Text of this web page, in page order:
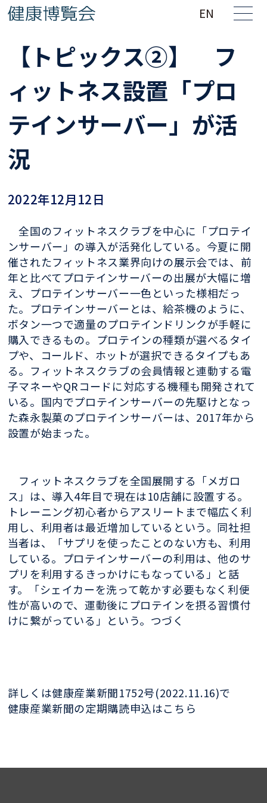
EN
【トピックス②】 フ
ィットネス設置「プロ
テインサーバー」が活
況
2022年12月12日
全国のフィットネスクラブを中心に「プロテイ
ンサーバー」の導入が活発化している。今夏に開
催されたフィットネス業界向けの展示会では、前
年と比べてプロテインサーバーの出展が大幅に増
え、プロテインサーバー一色といった様相だっ
た。プロテインサーバーとは、給茶機のように、
ボタン一つで適量のプロテインドリンクが手軽に
購入できるもの。プロテインの種類が選べるタイ
プや、コールド、ホットが選択できるタイプもあ
る。フィットネスクラブの会員情報と連動する電
子マネーやQRコードに対応する機種も開発されて
いる。国内でプロテインサーバーの先駆けとなっ
た森永製菓のプロテインサーバーは、2017年から
設置が始まった。
フィットネスクラブを全国展開する「メガロ
ス」は、導入4年目で現在は10店舗に設置する。
トレーニング初心者からアスリートまで幅広く利
用し、利用者は最近増加しているという。同社担
当者は、「サプリを使ったことのない方も、利用
している。プロテインサーバーの利用は、他のサ
プリを利用するきっかけにもなっている」と話
す。「シェイカーを洗って乾かす必要もなく利便
性が高いので、運動後にプロテインを摂る習慣付
けに繋がっている」という。つづく
詳しくは健康産業新聞1752号(2022.11.16)で
健康産業新聞の定期購読申込はこちら